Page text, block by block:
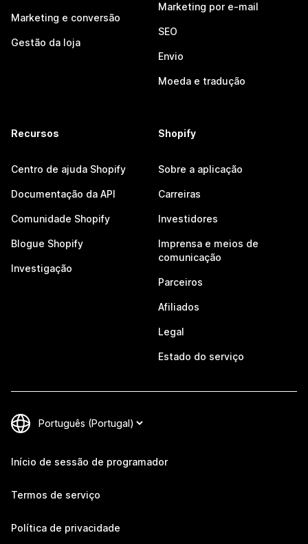
Marketing e conversão
Gestão da loja
Marketing por e-mail
SEO
Envio
Moeda e tradução
Recursos
Centro de ajuda Shopify
Documentação da API
Comunidade Shopify
Blogue Shopify
Investigação
Shopify
Sobre a aplicação
Carreiras
Investidores
Imprensa e meios de
comunicação
Parceiros
Afiliados
Legal
Estado do serviço
Início de sessão de programador
Termos de serviço
Política de privacidade